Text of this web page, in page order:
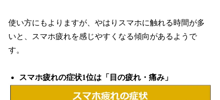
使い方にもよりますが、やはりスマホに触れる時間が多
いと、スマホ疲れを感じやすくなる傾向があるようで
す。
スマホ疲れの症状1位は「目の疲れ・痛み」